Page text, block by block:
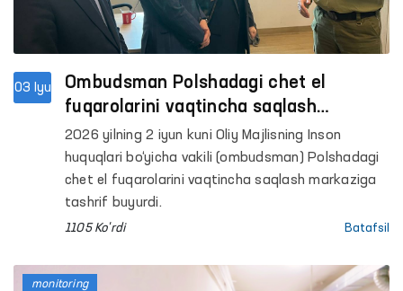
03 Iyu
Ombudsman Polshadagi chet el
fuqarolarini vaqtincha saqlash
markazida fuqarolarimiz bilan ko‘rishib,
sharoitlar bilan tanishdi
2026 yilning 2 iyun kuni Oliy Majlisning Inson
huquqlari bo‘yicha vakili (ombudsman) Polshadagi
chet el fuqarolarini vaqtincha saqlash markaziga
tashrif buyurdi.
1105 Ko'rdi Batafsil
monitoring